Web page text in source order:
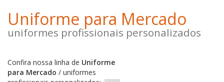
Uniforme para Mercado
uniformes profissionais personalizados
Confira nossa linha de Uniforme
para Mercado / uniformes